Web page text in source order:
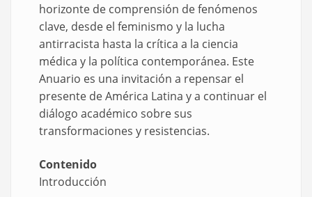
horizonte de comprensión de fenómenos
clave, desde el feminismo y la lucha
antirracista hasta la crítica a la ciencia
médica y la política contemporánea. Este
Anuario es una invitación a repensar el
presente de América Latina y a continuar el
diálogo académico sobre sus
transformaciones y resistencias.
Contenido
Introducción